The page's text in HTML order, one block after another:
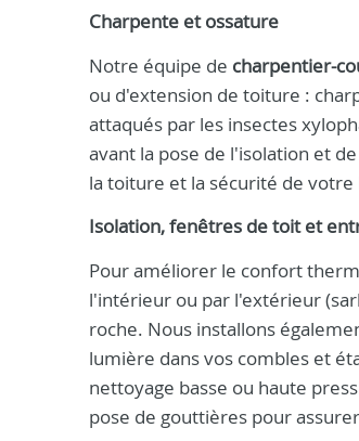
Charpente et ossature
Notre équipe de charpentier-
ou d'extension de toiture :
attaqués par les insectes
avant la pose de l'isolation et
la toiture et la sécurité de
Isolation, fenêtres de toit et
Pour améliorer le confort
l'intérieur ou par l'extérieur
roche. Nous installons
lumière dans vos combles et
nettoyage basse ou haute
pose de gouttières pour